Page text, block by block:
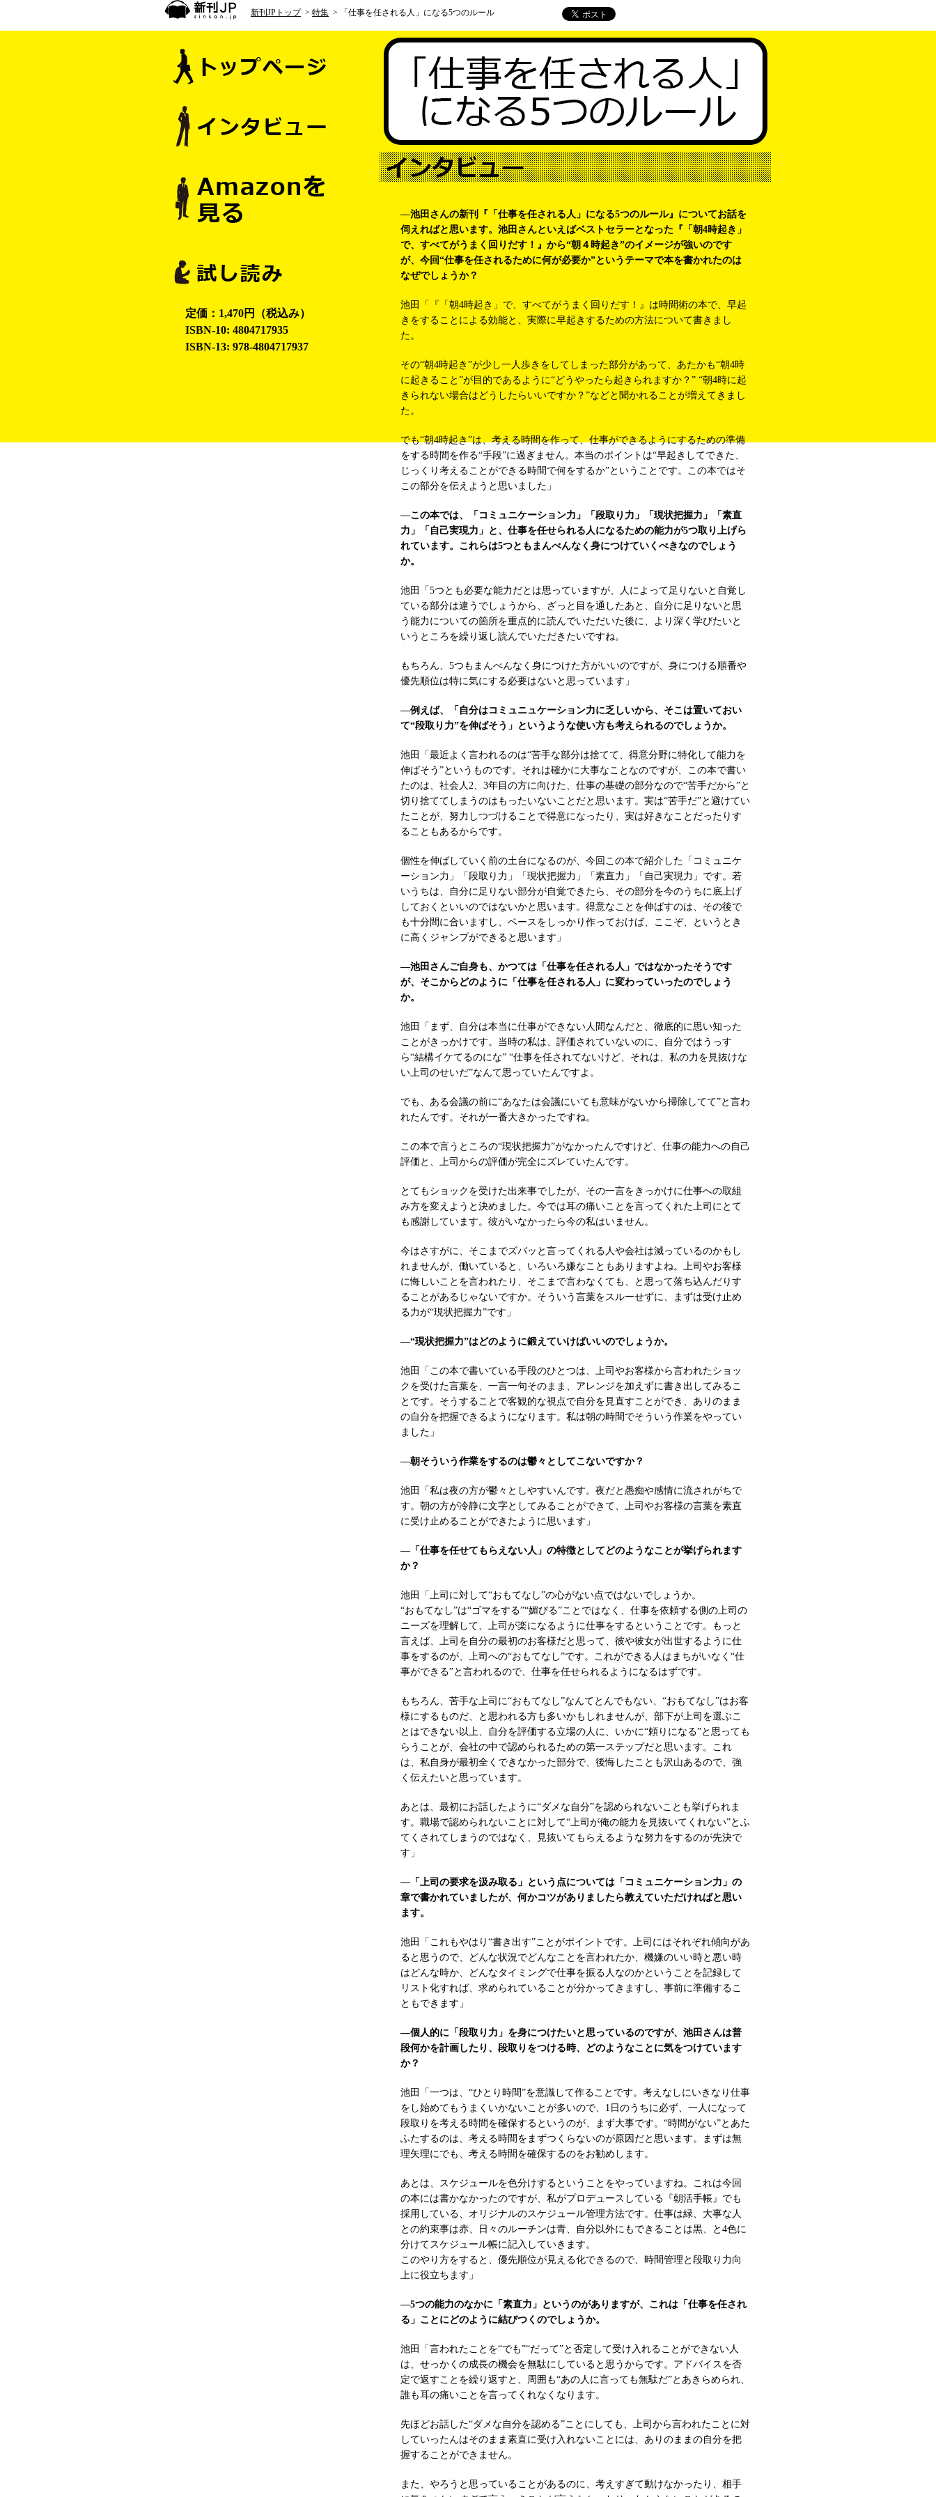
新刊JPトップ> 特集 > 「仕事を任される人」になる5つのルール
―池田さんの新刊『「仕事を任される人」になる5つのルール』についてお話を
伺えればと思います。池田さんといえばベストセラーとなった『「朝4時起き」
で、すべてがうまく回りだす！』から“朝４時起き”のイメージが強いのです
が、今回“仕事を任されるために何が必要か”というテーマで本を書かれたのは
なぜでしょうか？
池田「『「朝4時起き」で、すべてがうまく回りだす！』は時間術の本で、早起
きをすることによる効能と、実際に早起きするための方法について書きまし
た。
その“朝4時起き”が少し一人歩きをしてしまった部分があって、あたかも“朝4時
に起きること”が目的であるように“どうやったら起きられますか？” “朝4時に起
きられない場合はどうしたらいいですか？”などと聞かれることが増えてきまし
た。
でも“朝4時起き”は、考える時間を作って、仕事ができるようにするための準備
をする時間を作る“手段”に過ぎません。本当のポイントは“早起きしてできた、
じっくり考えることができる時間で何をするか”ということです。この本ではそ
この部分を伝えようと思いました」
―この本では、「コミュニケーション力」「段取り力」「現状把握力」「素直
力」「自己実現力」と、仕事を任せられる人になるための能力が5つ取り上げら
れています。これらは5つともまんべんなく身につけていくべきなのでしょう
か。
池田「5つとも必要な能力だとは思っていますが、人によって足りないと自覚し
ている部分は違うでしょうから、ざっと目を通したあと、自分に足りないと思
う能力についての箇所を重点的に読んでいただいた後に、より深く学びたいと
いうところを繰り返し読んでいただきたいですね。
もちろん、5つもまんべんなく身につけた方がいいのですが、身につける順番や
優先順位は特に気にする必要はないと思っています」
―例えば、「自分はコミュニュケーション力に乏しいから、そこは置いておい
て“段取り力”を伸ばそう」というような使い方も考えられるのでしょうか。
池田「最近よく言われるのは“苦手な部分は捨てて、得意分野に特化して能力を
伸ばそう”というものです。それは確かに大事なことなのですが、この本で書い
たのは、社会人2、3年目の方に向けた、仕事の基礎の部分なので“苦手だから”と
切り捨ててしまうのはもったいないことだと思います。実は“苦手だ”と避けてい
たことが、努力しつづけることで得意になったり、実は好きなことだったりす
ることもあるからです。
個性を伸ばしていく前の土台になるのが、今回この本で紹介した「コミュニケ
ーション力」「段取り力」「現状把握力」「素直力」「自己実現力」です。若
いうちは、自分に足りない部分が自覚できたら、その部分を今のうちに底上げ
しておくといいのではないかと思います。得意なことを伸ばすのは、その後で
も十分間に合いますし、ベースをしっかり作っておけば、ここぞ、というとき
に高くジャンプができると思います」
―池田さんご自身も、かつては「仕事を任される人」ではなかったそうです
が、そこからどのように「仕事を任される人」に変わっていったのでしょう
か。
池田「まず、自分は本当に仕事ができない人間なんだと、徹底的に思い知った
ことがきっかけです。当時の私は、評価されていないのに、自分ではうっす
ら“結構イケてるのにな” “仕事を任されてないけど、それは、私の力を見抜けな
い上司のせいだ”なんて思っていたんですよ。
でも、ある会議の前に“あなたは会議にいても意味がないから掃除してて”と言わ
れたんです。それが一番大きかったですね。
この本で言うところの“現状把握力”がなかったんですけど、仕事の能力への自己
評価と、上司からの評価が完全にズレていたんです。
とてもショックを受けた出来事でしたが、その一言をきっかけに仕事への取組
み方を変えようと決めました。今では耳の痛いことを言ってくれた上司にとて
も感謝しています。彼がいなかったら今の私はいません。
今はさすがに、そこまでズバッと言ってくれる人や会社は減っているのかもし
れませんが、働いていると、いろいろ嫌なこともありますよね。上司やお客様
に悔しいことを言われたり、そこまで言わなくても、と思って落ち込んだりす
ることがあるじゃないですか。そういう言葉をスルーせずに、まずは受け止め
る力が“現状把握力”です」
―“現状把握力”はどのように鍛えていけばいいのでしょうか。
池田「この本で書いている手段のひとつは、上司やお客様から言われたショッ
クを受けた言葉を、一言一句そのまま、アレンジを加えずに書き出してみるこ
とです。そうすることで客観的な視点で自分を見直すことができ、ありのまま
の自分を把握できるようになります。私は朝の時間でそういう作業をやってい
ました」
―朝そういう作業をするのは鬱々としてこないですか？
池田「私は夜の方が鬱々としやすいんです。夜だと愚痴や感情に流されがちで
す。朝の方が冷静に文字としてみることができて、上司やお客様の言葉を素直
に受け止めることができたように思います」
―「仕事を任せてもらえない人」の特徴としてどのようなことが挙げられます
か？
池田「上司に対して“おもてなし”の心がない点ではないでしょうか。
“おもてなし”は“ゴマをする”“媚びる”ことではなく、仕事を依頼する側の上司の
ニーズを理解して、上司が楽になるように仕事をするということです。もっと
言えば、上司を自分の最初のお客様だと思って、彼や彼女が出世するように仕
事をするのが、上司への“おもてなし”です。これができる人はまちがいなく“仕
事ができる”と言われるので、仕事を任せられるようになるはずです。
もちろん、苦手な上司に“おもてなし”なんてとんでもない、“おもてなし”はお客
様にするものだ、と思われる方も多いかもしれませんが、部下が上司を選ぶこ
とはできない以上、自分を評価する立場の人に、いかに“頼りになる”と思っても
らうことが、会社の中で認められるための第一ステップだと思います。これ
は、私自身が最初全くできなかった部分で、後悔したことも沢山あるので、強
く伝えたいと思っています。
あとは、最初にお話したように“ダメな自分”を認められないことも挙げられま
す。職場で認められないことに対して“上司が俺の能力を見抜いてくれない”とふ
てくされてしまうのではなく、見抜いてもらえるような努力をするのが先決で
す」
―「上司の要求を汲み取る」という点については「コミュニケーション力」の
章で書かれていましたが、何かコツがありましたら教えていただければと思い
ます。
池田「これもやはり“書き出す”ことがポイントです。上司にはそれぞれ傾向があ
ると思うので、どんな状況でどんなことを言われたか、機嫌のいい時と悪い時
はどんな時か、どんなタイミングで仕事を振る人なのかということを記録して
リスト化すれば、求められていることが分かってきますし、事前に準備するこ
ともできます」
―個人的に「段取り力」を身につけたいと思っているのですが、池田さんは普
段何かを計画したり、段取りをつける時、どのようなことに気をつけています
か？
池田「一つは、“ひとり時間”を意識して作ることです。考えなしにいきなり仕事
をし始めてもうまくいかないことが多いので、1日のうちに必ず、一人になって
段取りを考える時間を確保するというのが、まず大事です。“時間がない”とあた
ふたするのは、考える時間をまずつくらないのが原因だと思います。まずは無
理矢理にでも、考える時間を確保するのをお勧めします。
あとは、スケジュールを色分けするということをやっていますね。これは今回
の本には書かなかったのですが、私がプロデュースしている『朝活手帳』でも
採用している、オリジナルのスケジュール管理方法です。仕事は緑、大事な人
との約束事は赤、日々のルーチンは青、自分以外にもできることは黒、と4色に
分けてスケジュール帳に記入していきます。
このやり方をすると、優先順位が見える化できるので、時間管理と段取り力向
上に役立ちます」
―5つの能力のなかに「素直力」というのがありますが、これは「仕事を任され
る」ことにどのように結びつくのでしょうか。
池田「言われたことを“でも”“だって”と否定して受け入れることができない人
は、せっかくの成長の機会を無駄にしていると思うからです。アドバイスを否
定で返すことを繰り返すと、周囲も“あの人に言っても無駄だ”とあきらめられ、
誰も耳の痛いことを言ってくれなくなります。
先ほどお話した“ダメな自分を認める”ことにしても、上司から言われたことに対
していったんはそのまま素直に受け入れないことには、ありのままの自分を把
握することができません。
また、やろうと思っていることがあるのに、考えすぎて動けなかったり、相手
定価：1,470円（税込み）
ISBN-10: 4804717935
ISBN-13: 978-4804717937